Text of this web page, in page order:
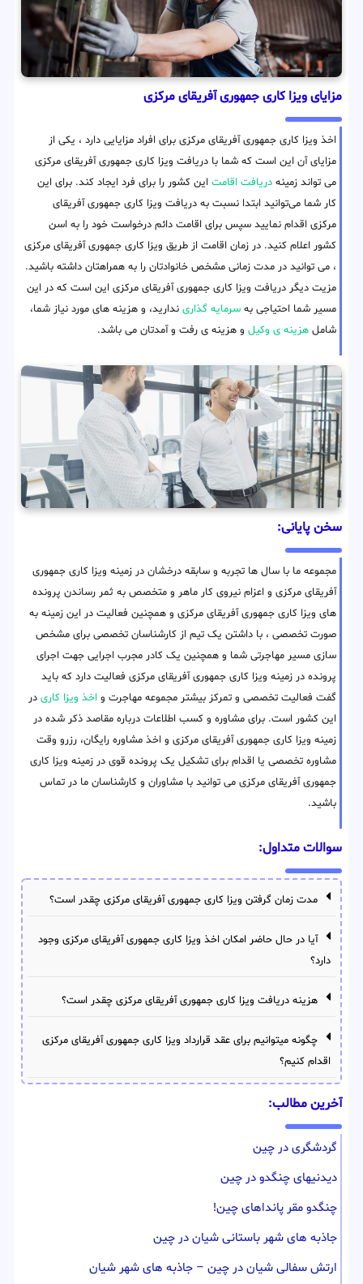
مزایای ویزا کاری جمهوری آفریقای مرکزی
اخذ ویزا کاری جمهوری آفریقای مرکزی برای افراد مزایایی دارد ، یکی از
مزایای آن این است که شما با دریافت ویزا کاری جمهوری آفریقای مرکزی
می تواند زمینه دریافت اقامت این کشور را برای فرد ایجاد کند. برای این
کار شما می‌توانید ابتدا نسبت به دریافت ویزا کاری جمهوری آفریقای
مرکزی اقدام نمایید سپس برای اقامت دائم درخواست خود را به اسن
کشور اعلام کنید. در زمان اقامت از طریق ویزا کاری جمهوری آفریقای مرکزی
، می توانید در مدت زمانی مشخص خانوادتان را به همراهتان داشته باشید.
مزیت دیگر دریافت ویزا کاری جمهوری آفریقای مرکزی این است که در این
مسیر شما احتیاجی به سرمایه گذاری ندارید، و هزینه های مورد نیاز شما،
شامل هزینه ی وکیل و هزینه ی رفت و آمدتان می باشد.
سخن پایانی:
مجموعه ما با سال ها تجربه و سابقه درخشان در زمینه ویزا کاری جمهوری
آفریقای مرکزی و اعزام نیروی کار ماهر و متخصص به ثمر رساندن پرونده
های ویزا کاری جمهوری آفریقای مرکزی و همچنین فعالیت در این زمینه به
صورت تخصصی ، با داشتن یک تیم از کارشناسان تخصصی برای مشخص
سازی مسیر مهاجرتی شما و همچنین یک کادر مجرب اجرایی جهت اجرای
پرونده در زمینه ویزا کاری جمهوری آفریقای مرکزی فعالیت دارد که باید
گفت فعالیت تخصصی و تمرکز بیشتر مجموعه مهاجرت و اخذ ویزا کاری در
این کشور است. برای مشاوره و کسب اطلاعات درباره مقاصد ذکر شده در
زمینه ویزا کاری جمهوری آفریقای مرکزی و اخذ مشاوره رایگان، رزرو وقت
مشاوره تخصصی یا اقدام برای تشکیل یک پرونده قوی در زمینه ویزا کاری
جمهوری آفریقای مرکزی می توانید با مشاوران و کارشناسان ما در تماس
باشید.
سوالات متداول:
مدت زمان گرفتن ویزا کاری جمهوری آفریقای مرکزی چقدر است؟
آیا در حال حاضر امکان اخذ ویزا کاری جمهوری آفریقای مرکزی وجود
دارد؟
هزینه دریافت ویزا کاری جمهوری آفریقای مرکزی چقدر است؟
چگونه میتوانیم برای عقد قرارداد ویزا کاری جمهوری آفریقای مرکزی
اقدام کنیم؟
آخرین مطالب:
گردشگری در چین
دیدنیهای چنگدو در چین
چنگدو مقر پانداهای چین!
جاذبه های شهر باستانی شیان در چین
ارتش سفالی شیان در چین – جاذبه های شهر شیان